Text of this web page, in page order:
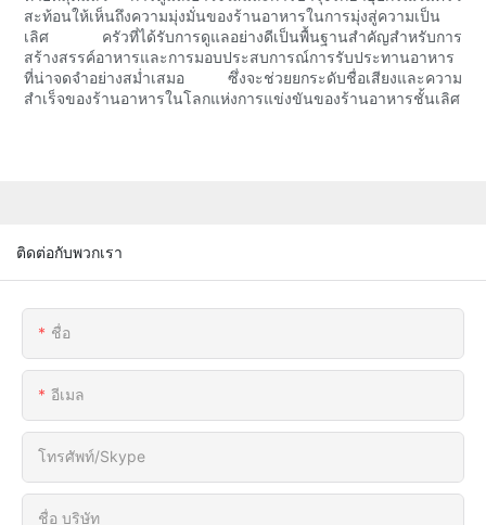
สะท้อนให้เห็นถึงความมุ่งมั่นของร้านอาหารในการมุ่งสู่ความเป็น
เลิศ ครัวที่ได้รับการดูแลอย่างดีเป็นพื้นฐานสำคัญสำหรับการ
สร้างสรรค์อาหารและการมอบประสบการณ์การรับประทานอาหาร
ที่น่าจดจำอย่างสม่ำเสมอ ซึ่งจะช่วยยกระดับชื่อเสียงและความ
สำเร็จของร้านอาหารในโลกแห่งการแข่งขันของร้านอาหารชั้นเลิศ
ติดต่อกับพวกเรา
ชื่อ
อีเมล
โทรศัพท์/skype
ชื่อ บริษัท